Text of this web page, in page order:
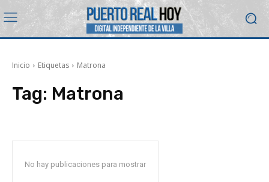
Inicio Etiquetas Matrona
Tag: Matrona
No hay publicaciones para mostrar